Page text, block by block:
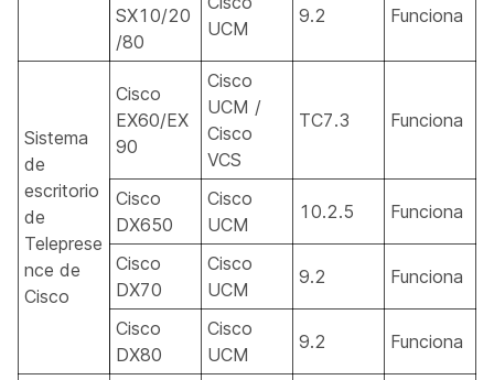
SX10/20
/80
UCM
9.2 Funciona
Sistema
de
escritorio
de
Teleprese
nce de
Cisco
Cisco
EX60/EX
90
Cisco
UCM /
Cisco
VCS
TC7.3 Funciona
Cisco
DX650
Cisco
UCM
10.2.5 Funciona
Cisco
DX70
Cisco
UCM
9.2 Funciona
Cisco
DX80
Cisco
UCM
9.2 Funciona